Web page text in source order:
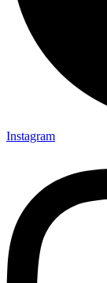
Instagram